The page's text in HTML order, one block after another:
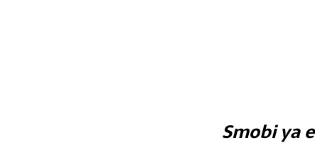
Smobi ya